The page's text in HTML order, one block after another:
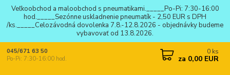
Veľkoobchod a maloobchod s pneumatikami._____Po-Pi: 7:30-16:00
hod._____Sezónne uskladnenie pneumatík - 2,50 EUR s DPH
/ks._____Celozávodná dovolenka 7.8.-12.8.2026 - objednávky budeme
vybavovať od 13.8.2026.
045/671 63 50
Po-Pi: 7:30-16:00 hod.
0 ks
za 0,00 EUR